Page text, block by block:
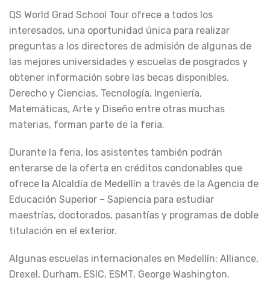
QS World Grad School Tour ofrece a todos los
interesados, una oportunidad única para realizar
preguntas a los directores de admisión de algunas de
las mejores universidades y escuelas de posgrados y
obtener información sobre las becas disponibles.
Derecho y Ciencias, Tecnología, Ingeniería,
Matemáticas, Arte y Diseño entre otras muchas
materias, forman parte de la feria.
Durante la feria, los asistentes también podrán
enterarse de la oferta en créditos condonables que
ofrece la Alcaldía de Medellín a través de la Agencia de
Educación Superior – Sapiencia para estudiar
maestrías, doctorados, pasantías y programas de doble
titulación en el exterior.
Algunas escuelas internacionales en Medellín: Alliance,
Drexel, Durham, ESIC, ESMT, George Washington,